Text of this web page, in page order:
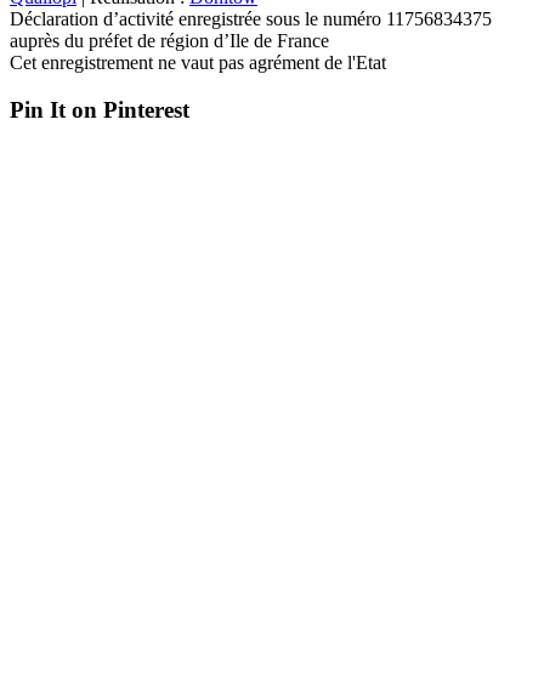
Déclaration d’activité enregistrée sous le numéro 11756834375
auprès du préfet de région d’Ile de France
Cet enregistrement ne vaut pas agrément de l'Etat
Pin It on Pinterest